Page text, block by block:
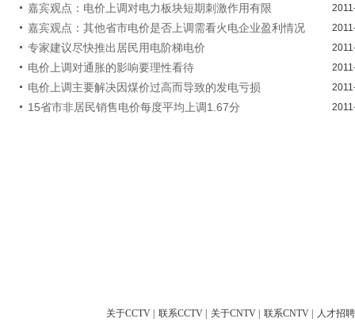
嘉宾观点：电价上调对电力板块短期刺激作用有限
嘉宾观点：其他省市电价是否上调需看火电企业盈利情况
专家建议尽快推出居民用电阶梯电价
电价上调对通胀的影响要理性看待
电价上调主要解决因煤价过高而导致的发电亏损
15省市非居民销售电价每度平均上调1.67分
关于CCTV | 联系CCTV | 关于CNTV | 联系CNTV | 人才招聘